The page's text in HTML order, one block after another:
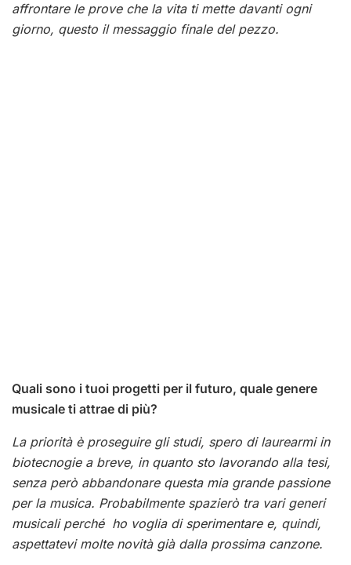
affrontare le prove che la vita ti mette davanti ogni
giorno, questo il messaggio finale del pezzo.
Quali sono i tuoi progetti per il futuro, quale genere
musicale ti attrae di più?
La priorità è proseguire gli studi, spero di laurearmi in
biotecnogie a breve, in quanto sto lavorando alla tesi,
senza però abbandonare questa mia grande passione
per la musica. Probabilmente spazierò tra vari generi
musicali perché ho voglia di sperimentare e, quindi,
aspettatevi molte novità già dalla prossima canzone.